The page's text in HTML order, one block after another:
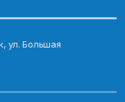
ул. Большая